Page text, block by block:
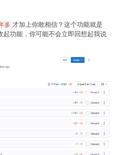
多 才加上你敢相信？这个功能就是
起功能，你可能不会立即回想起我说